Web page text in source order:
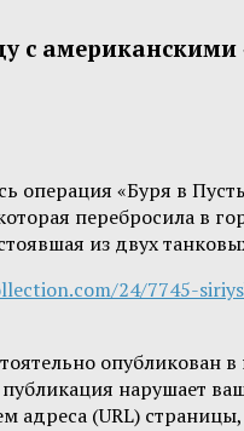
с
операция «Буря в
перебросила в
из двух
24/7745-
опубликован
публикация нарушает
адреса (URL)